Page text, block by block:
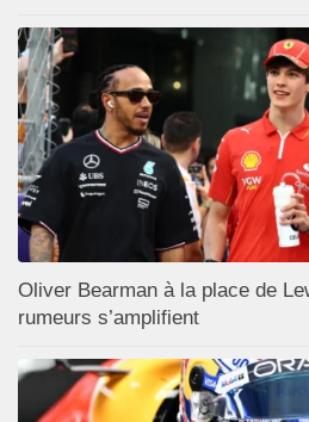
Oliver Bearman à la place de
rumeurs s’amplifient